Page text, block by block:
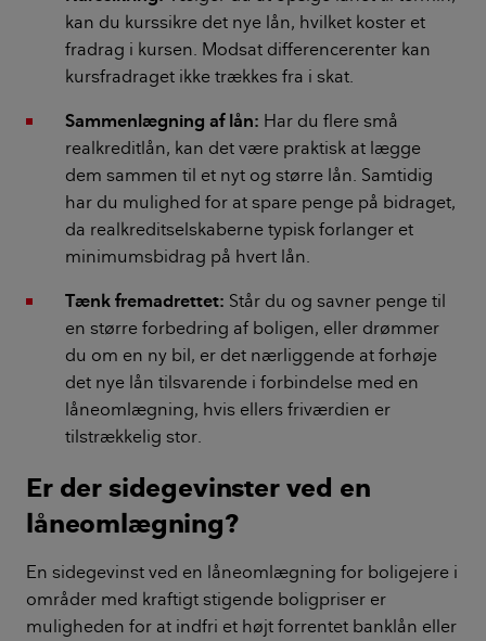
kan du kurssikre det nye lån, hvilket koster et
fradrag i kursen. Modsat differencerenter kan
kursfradraget ikke trækkes fra i skat.
Sammenlægning af lån: Har du flere små
realkreditlån, kan det være praktisk at lægge
dem sammen til et nyt og større lån. Samtidig
har du mulighed for at spare penge på bidraget,
da realkreditselskaberne typisk forlanger et
minimumsbidrag på hvert lån.
Tænk fremadrettet: Står du og savner penge til
en større forbedring af boligen, eller drømmer
du om en ny bil, er det nærliggende at forhøje
det nye lån tilsvarende i forbindelse med en
låneomlægning, hvis ellers friværdien er
tilstrækkelig stor.
Er der sidegevinster ved en
låneomlægning?
En sidegevinst ved en låneomlægning for boligejere i
områder med kraftigt stigende boligpriser er
muligheden for at indfri et højt forrentet banklån eller